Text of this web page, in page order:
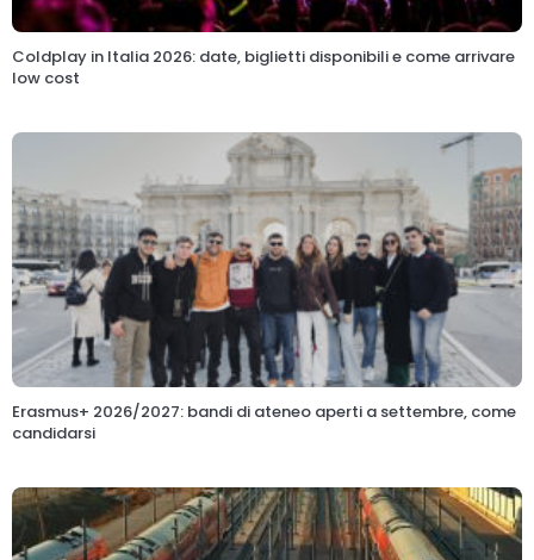
Coldplay in Italia 2026: date, biglietti disponibili e come arrivare
low cost
Erasmus+ 2026/2027: bandi di ateneo aperti a settembre, come
candidarsi